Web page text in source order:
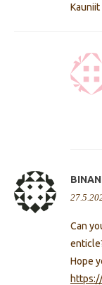
Kauniit
Can
Hope